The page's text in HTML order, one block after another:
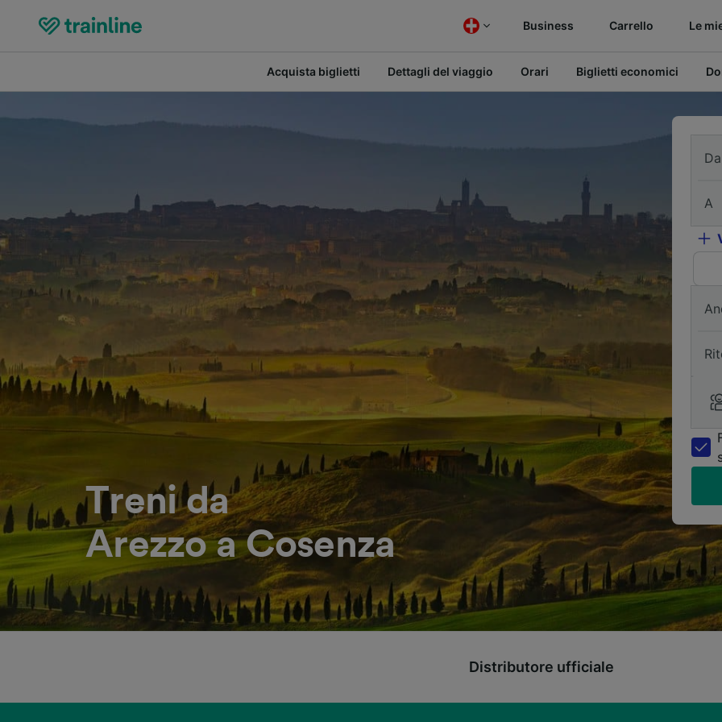
Business Carrello Le
Acquista biglietti Dettagli del viaggio Orari Biglietti economici
Treni da
Arezzo a Cosenza
Da
A
Distributore ufficiale